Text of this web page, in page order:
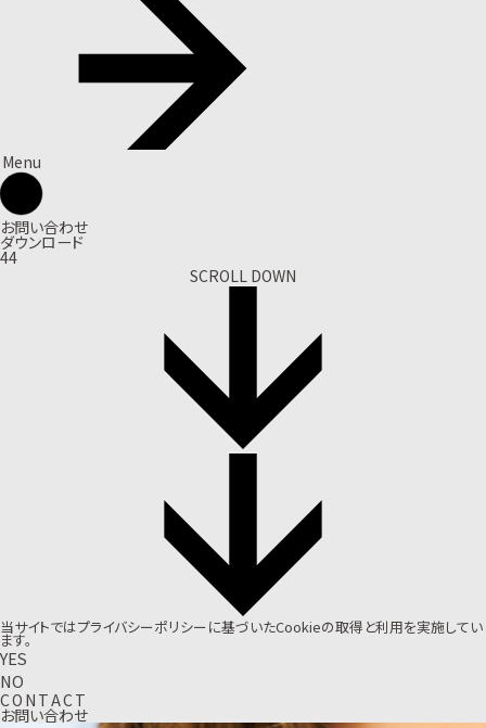
Menu
お問い合わせ
ダウンロード
44
SCROLL DOWN
当サイトではプライバシーポリシーに基づいたCookieの取得と利用を実施してい
ます。
YES
NO
CO N TACT
お問い合わせ